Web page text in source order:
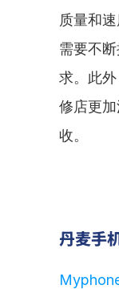
质量和
需要不
求。此
修店更
收。
丹麦手